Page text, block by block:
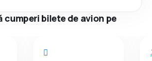
cumperi bilete de avion pe